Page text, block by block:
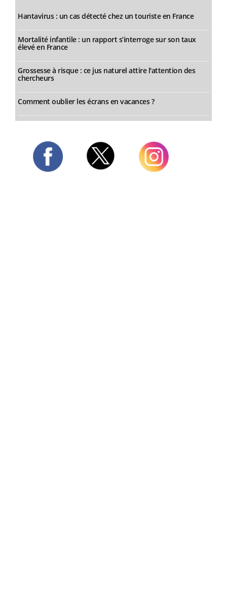
Hantavirus : un cas détecté chez un touriste en France
Mortalité infantile : un rapport s’interroge sur son taux
élevé en France
Grossesse à risque : ce jus naturel attire l'attention des
chercheurs
Comment oublier les écrans en vacances ?